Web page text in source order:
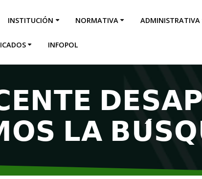
INSTITUCIÓN NORMATIVA ADMINISTRATIVA
INFOPOL
𝗟𝗔